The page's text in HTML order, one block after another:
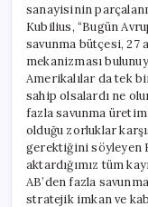
sanayisinin
Kubilius, “Bugün
savunma bütçesi, 27
mekanizması
Amerikalılar da tek
sahip olsalardı ne
fazla savunma üretimi
olduğu zorluklar
gerektiğini söyleyen
aktardığımız tüm
AB’den fazla
stratejik imkan ve